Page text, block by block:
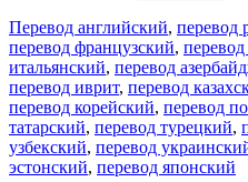
Перевод английский, перевод
перевод французский,
итальянский, перевод
перевод иврит, перевод
перевод корейский, перевод
татарский, перевод турецкий,
узбекский, перевод
эстонский, перевод японский